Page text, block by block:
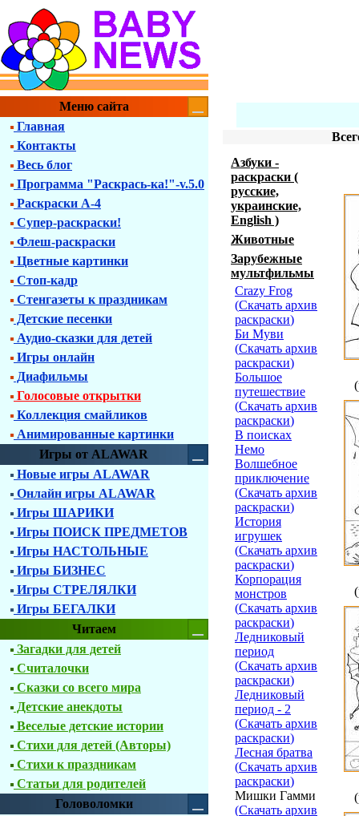
Меню сайта
Главная
Контакты
Весь блог
Программа "Раскрась-ка!"-v.5.0
Раскраски А-4
Супер-раскраски!
Флеш-раскраски
Цветные картинки
Стоп-кадр
Стенгазеты к праздникам
Детские песенки
Аудио-сказки для детей
Игры онлайн
Диафильмы
Голосовые открытки
Коллекция смайликов
Анимированные картинки
Игры от ALAWAR
Новые игры ALAWAR
Онлайн игры ALAWAR
Игры ШАРИКИ
Игры ПОИСК ПРЕДМЕТОВ
Игры НАСТОЛЬНЫЕ
Игры БИЗНЕС
Игры СТРЕЛЯЛКИ
Игры БЕГАЛКИ
Читаем
Загадки для детей
Считалочки
Сказки со всего мира
Детские анекдоты
Веселые детские истории
Стихи для детей (Авторы)
Стихи к праздникам
Статьи для родителей
Головоломки
Азбуки -
раскраски (
русские,
украинские,
English )
Животные
Зарубежные
мультфильмы
Crazy Frog
(Скачать архив
раскраски)
Би Муви
(Скачать архив
раскраски)
Большое
путешествие
(Скачать архив
раскраски)
В поисках
Немо
Волшебное
приключение
(Скачать архив
раскраски)
История
игрушек
(Скачать архив
раскраски)
Корпорация
монстров
(Скачать архив
раскраски)
Ледниковый
период
(Скачать архив
раскраски)
Ледниковый
период - 2
(Скачать архив
раскраски)
Лесная братва
(Скачать архив
раскраски)
Мишки Гамми
(Скачать архив